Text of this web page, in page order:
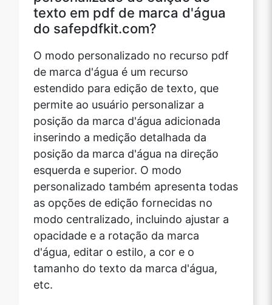
texto em pdf de marca d'água
do safepdfkit.com?
O modo personalizado no recurso pdf
de marca d'água é um recurso
estendido para edição de texto, que
permite ao usuário personalizar a
posição da marca d'água adicionada
inserindo a medição detalhada da
posição da marca d'água na direção
esquerda e superior. O modo
personalizado também apresenta todas
as opções de edição fornecidas no
modo centralizado, incluindo ajustar a
opacidade e a rotação da marca
d'água, editar o estilo, a cor e o
tamanho do texto da marca d'água,
etc.